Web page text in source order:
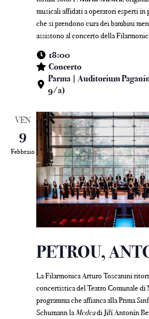
musicali affidati a operatori esperti in
che si prendono cura dei bambini
assistono al concerto della
18:00
Concerto
Parma | Auditorium
9/a)
VEN
9
Febbraio
PETROU,
La Filarmonica Arturo Toscanini
concertistica del Teatro Comunale di
programma che affianca alla Prima
Schumann laMedeadi Jiří Antonín